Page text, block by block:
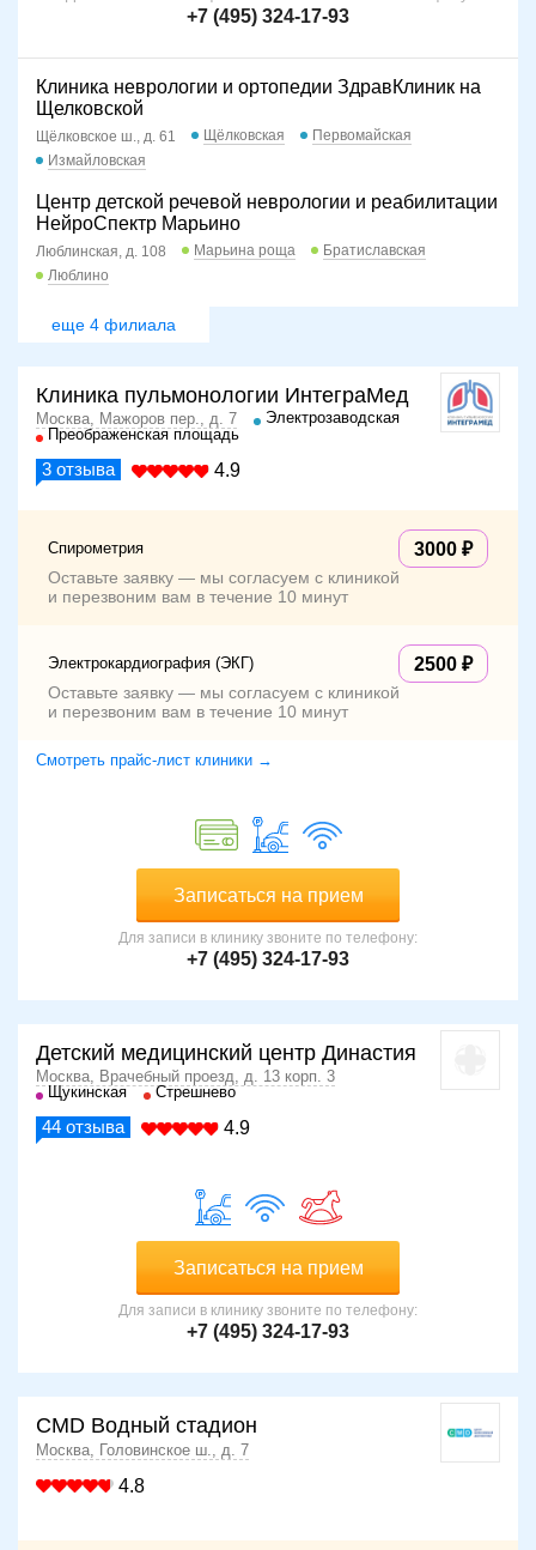
+7 (495) 324-17-93
Клиника неврологии и ортопедии ЗдравКлиник на
Щелковской
Щёлковское ш., д. 61 Щёлковская
Первомайская
Измайловская
Центр детской речевой неврологии и реабилитации
НейроСпектр Марьино
Люблинская, д. 108 Марьина роща
Братиславская
Люблино
еще 4 филиала
Клиника пульмонологии ИнтеграМед
Москва, Мажоров пер., д. 7
Электрозаводская
Преображенская площадь
3 отзыва 4.9
Спирометрия 3000
Оставьте заявку — мы согласуем с клиникой
и перезвоним вам в течение 10 минут
Электрокардиография (ЭКГ) 2500
Оставьте заявку — мы согласуем с клиникой
и перезвоним вам в течение 10 минут
Смотреть прайс-лист клиники →
Записаться на прием
Для записи в клинику звоните по телефону:
+7 (495) 324-17-93
Детский медицинский центр Династия
Москва, Врачебный проезд, д. 13 корп. 3
Щукинская
Стрешнево
44 отзыва 4.9
Записаться на прием
Для записи в клинику звоните по телефону:
+7 (495) 324-17-93
CMD Водный стадион
Москва, Головинское ш., д. 7
4.8